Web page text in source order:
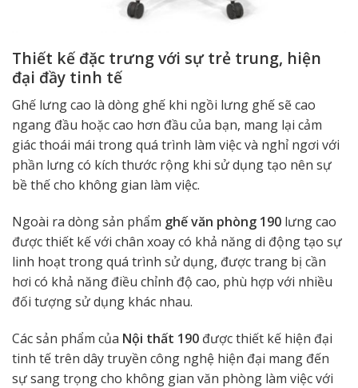
Thiết kế đặc trưng với sự trẻ trung, hiện
đại đầy tinh tế
Ghế lưng cao là dòng ghế khi ngồi lưng ghế sẽ cao
ngang đầu hoặc cao hơn đầu của bạn, mang lại cảm
giác thoái mái trong quá trình làm việc và nghỉ ngơi với
phần lưng có kích thước rộng khi sử dụng tạo nên sự
bề thế cho không gian làm việc.
Ngoài ra dòng sản phẩm ghế văn phòng 190 lưng cao
được thiết kế với chân xoay có khả năng di động tạo sự
linh hoạt trong quá trình sử dụng, được trang bị cần
hơi có khả năng điều chỉnh độ cao, phù hợp với nhiều
đối tượng sử dụng khác nhau.
Các sản phẩm của Nội thất 190 được thiết kế hiện đại
tinh tế trên dây truyền công nghệ hiện đại mang đến
sự sang trọng cho không gian văn phòng làm việc với